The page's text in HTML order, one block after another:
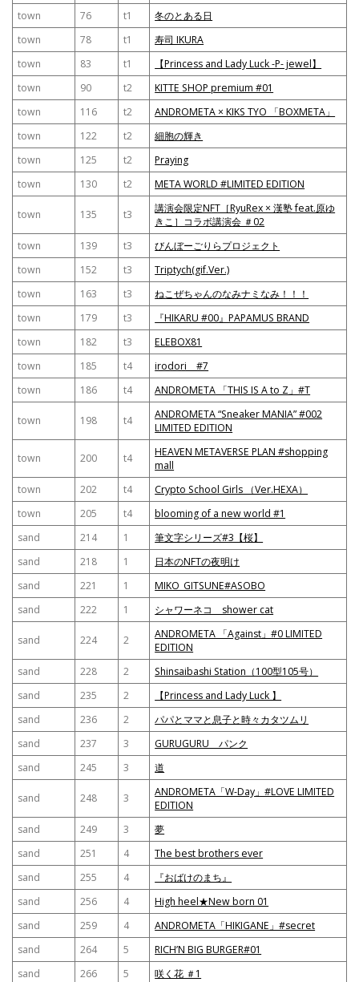
town
76 t1
冬のとある日
town
78 t1
寿司 IKURA
town
83 t1
【Princess and Lady Luck -P- jewel】
town
90 t2
KITTE SHOP premium #01
town
116 t2
ANDROMETA × KIKS TYO 「BOXMETA」
town
122 t2
細胞の輝き
town
125 t2
Praying
town
130 t2 META WORLD #LIMITED EDITION
town 135 t3
講演会限定NFT［RyuRex × 漢塾 feat.原ゆ
きこ］コラボ講演会 ＃02
town
139 t3
びんぼーごりらプロジェクト
town
152 t3
Triptych(gif.Ver.)
town
163 t3
ねこぜちゃんのなみナミなみ！！！
town
179 t3
『HIKARU #00』PAPAMUS BRAND
town
182 t3
ELEBOX81
town
185 t4
irodori #7
town
186 t4 ANDROMETA 「THIS IS A to Z」#T
town 198 t4
ANDROMETA “Sneaker MANIA” #002
LIMITED EDITION
town 200 t4
HEAVEN METAVERSE PLAN #shopping
mall
town
202 t4
Crypto School Girls （Ver.HEXA）
town
205 t4
blooming of a new world #1
sand
214 1
筆文字シリーズ#3【桜】
sand
218 1
日本のNFTの夜明け
sand
221 1
MIKO_GITSUNE#ASOBO
sand
222 1 シャワーネコ shower cat
sand 224 2
ANDROMETA 「Against」#0 LIMITED
EDITION
sand
228 2
Shinsaibashi Station（100型105号）
sand
235 2
【Princess and Lady Luck 】
sand
236 2
パパとママと息子と時々カタツムリ
sand
237 3
GURUGURU パンク
sand
245 3 道
sand 248 3
ANDROMETA「W-Day」#LOVE LIMITED
EDITION
sand
249 3
夢
sand
251 4
The best brothers ever
sand
255 4
『おばけのまち』
sand
256 4
High heel★New born 01
sand
259 4
ANDROMETA「HIKIGANE」#secret
sand
264 5
RICH’N BIG BURGER#01
sand
266 5
咲く花 ＃1